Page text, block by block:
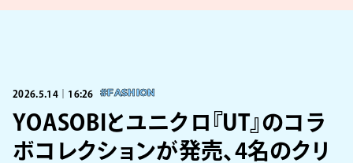
2026.5.14｜16:26 #FASHION
YOASOBIとユニクロ『UT』のコラ
ボコレクションが発売、4名のクリ